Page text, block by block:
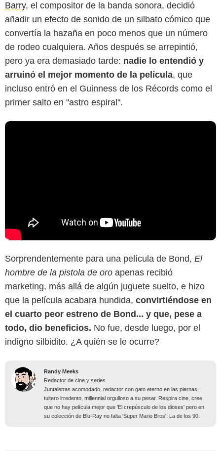
Barry, el compositor de la banda sonora, decidió
añadir un efecto de sonido de un silbato cómico que
convertía la hazaña en poco menos que un número
de rodeo cualquiera. Años después se arrepintió,
pero ya era demasiado tarde: nadie lo entendió y
arruinó el mejor momento de la película, que
incluso entró en el Guinness de los Récords como el
primer salto en "astro espiral".
Sorprendentemente para una película de Bond, El
hombre de la pistola de oro apenas recibió
marketing, más allá de algún juguete suelto, e hizo
que la película acabara hundida, convirtiéndose en
el cuarto peor estreno de Bond... y que, pese a
todo, dio beneficios. No fue, desde luego, por el
indigno silbidito. ¿A quién se le ocurre?
Randy Meeks
Redactor de cine y series
Juntaletras acomodado, redactor con gato eterno en las piernas,
tuitero irredento, millennial orgulloso a su pesar. Respira cine, cree
que no hay película mejor que 'El crepúsculo de los dioses' pero en
su colección de Blu-Ray no falta 'Super Mario Bros'. La de los 90.